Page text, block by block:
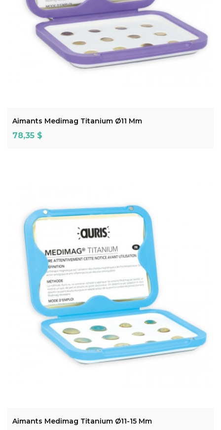
Aimants Medimag Titanium Ø11 Mm
Prix
78,35 $
Aimants Medimag Titanium Ø11-15 Mm